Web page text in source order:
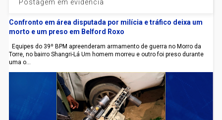
Postagem em evidência
Confronto em área disputada por milícia e tráfico deixa um
morto e um preso em Belford Roxo
Equipes do 39º BPM apreenderam armamento de guerra no Morro da
Torre, no bairro Shangri-Lá Um homem morreu e outro foi preso durante
uma o...